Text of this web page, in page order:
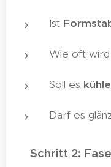
Ist
Wie oft
Soll es
Darf es
🪡 Schritt 2: